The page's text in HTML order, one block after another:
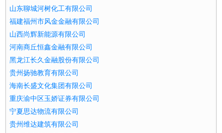
山东聊城河树化工有限公司
福建福州市风金金融有限公司
山西尚辉新能源有限公司
河南商丘恒鑫金融有限公司
黑龙江长久金融股份有限公司
贵州扬驰教育有限公司
海南长盛文化集团有限公司
重庆渝中区玉娇证券有限公司
宁夏思达物流有限公司
贵州维达建筑有限公司